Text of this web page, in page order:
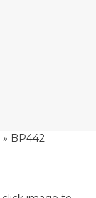
» BP442